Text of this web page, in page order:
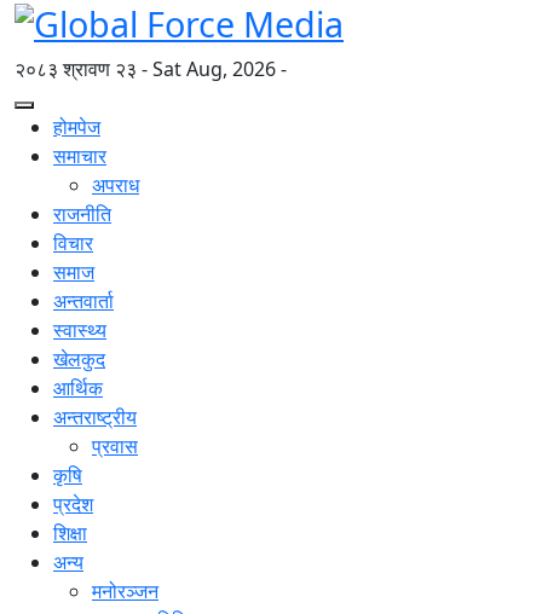
२०८३ श्रावण २३ - Sat Aug, 2026 -
होमपेज
समाचार
अपराध
राजनीति
विचार
समाज
अन्तवार्ता
स्वास्थ्य
खेलकुद
आर्थिक
अन्तराष्ट्रीय
प्रवास
कृषि
प्रदेश
शिक्षा
अन्य
मनोरञ्जन